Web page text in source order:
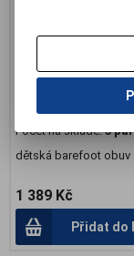
modrá
B-
Termín dodání (dny):
Počet na skladě:5 pár
dětská barefoot obuv
1 389 Kč
Přidat do